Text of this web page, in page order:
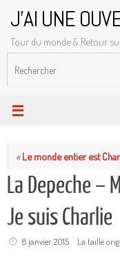
contenu
J'AI UNE
Tour du monde & Retour
«Le monde entier est
La Depeche –
Je suis Charlie
8 janvier 2015 La taille